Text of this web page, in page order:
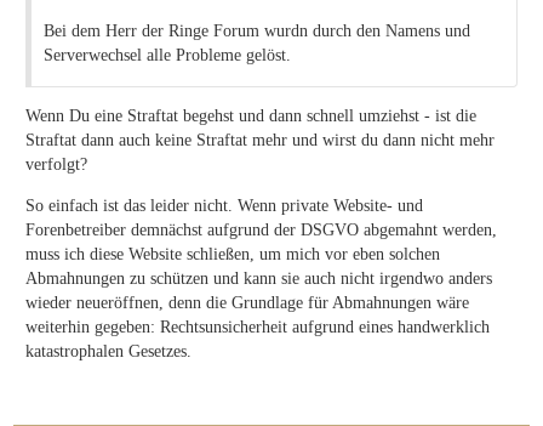
Bei dem Herr der Ringe Forum wurdn durch den Namens und
Serverwechsel alle Probleme gelöst.
Wenn Du eine Straftat begehst und dann schnell umziehst - ist die
Straftat dann auch keine Straftat mehr und wirst du dann nicht mehr
verfolgt?
So einfach ist das leider nicht. Wenn private Website- und
Forenbetreiber demnächst aufgrund der DSGVO abgemahnt werden,
muss ich diese Website schließen, um mich vor eben solchen
Abmahnungen zu schützen und kann sie auch nicht irgendwo anders
wieder neueröffnen, denn die Grundlage für Abmahnungen wäre
weiterhin gegeben: Rechtsunsicherheit aufgrund eines handwerklich
katastrophalen Gesetzes.